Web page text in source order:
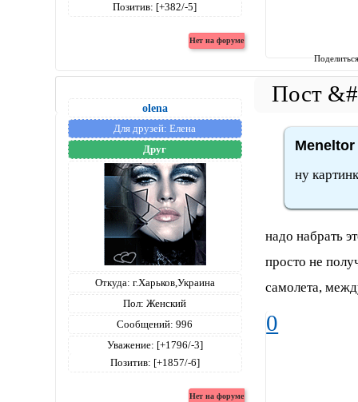
Позитив: [+382/-5]
olena
Для друзей: Елена
Друг
Откуда: г.Харьков,Украина
Пол: Женский
Сообщений: 996
Уважение: [+1796/-3]
Позитив: [+1857/-6]
ну
надо набрать
просто не
самолета,
0